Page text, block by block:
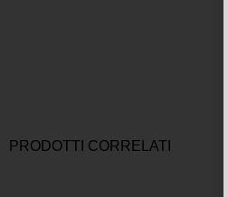
PRODOTTI CORRELATI